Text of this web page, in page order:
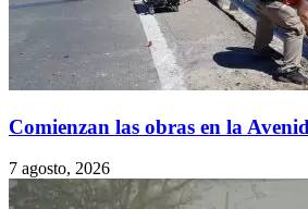
Comienzan las obras en la
7 agosto, 2026